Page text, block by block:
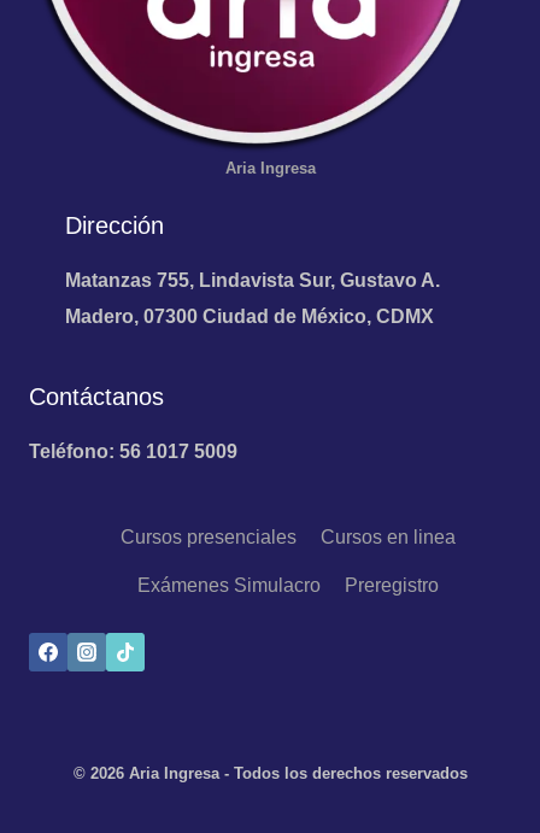
Aria Ingresa
Dirección
Matanzas 755, Lindavista Sur, Gustavo A.
Madero, 07300 Ciudad de México, CDMX
Contáctanos
Teléfono: 56 1017 5009
Cursos presenciales Cursos en linea
Exámenes Simulacro Preregistro
© 2026 Aria Ingresa - Todos los derechos reservados